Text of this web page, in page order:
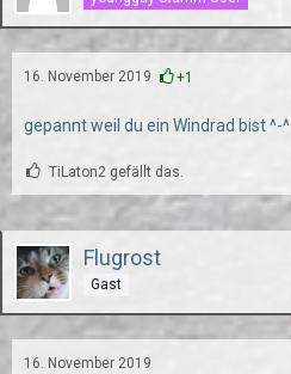
16. November 2019 +1
gepannt weil du ein Windrad bist ^-^
TiLaton2 gefällt das.
Flugrost
Gast
16. November 2019